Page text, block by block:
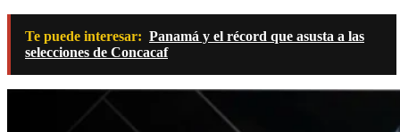
Te puede interesar: Panamá y el récord que asusta a las
selecciones de Concacaf